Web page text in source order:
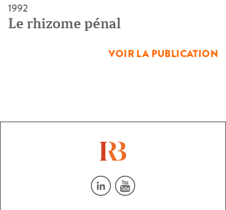
1992
Le rhizome pénal
VOIR LA PUBLICATION